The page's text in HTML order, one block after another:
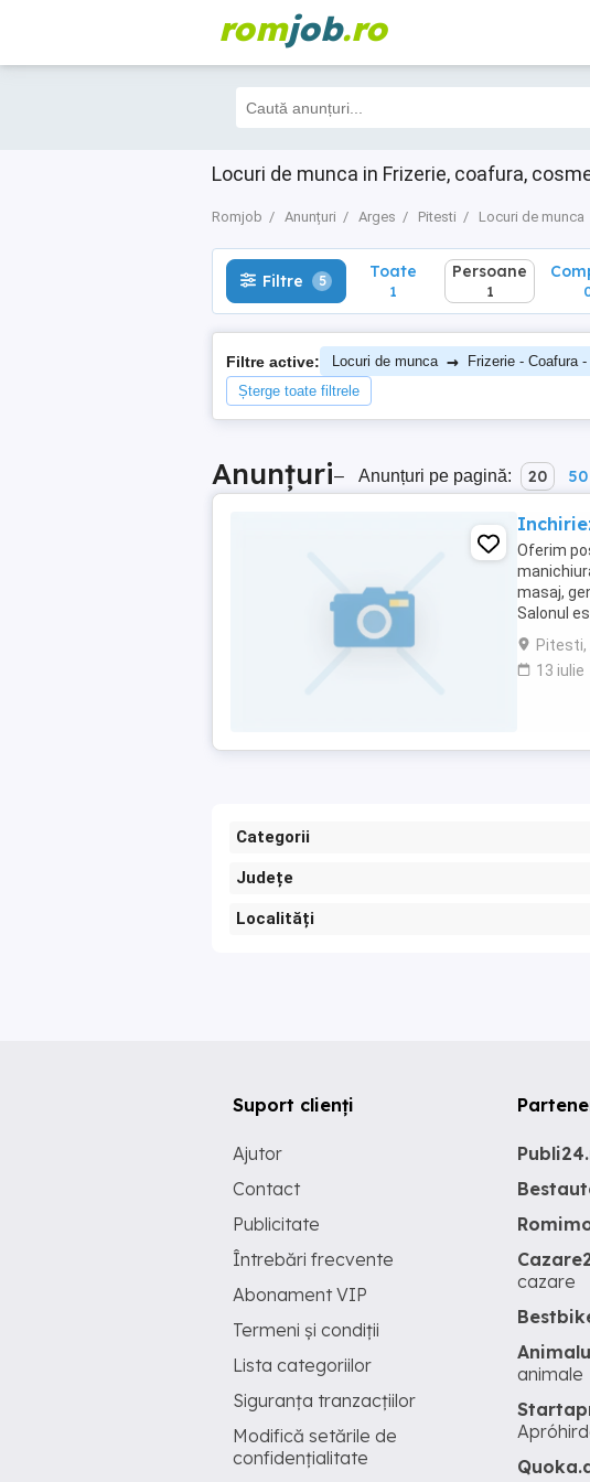
romjob.ro
Locuri de munca in Frizerie, coafura,
Romjob Anunțuri Arges Pitesti Locuri de munca
Filtre 5 Toate
1
Filtre 5 Toate
1
Persoane
1
Filtre active: Locuri de munca → Frizerie - Coafura
Șterge toate filtrele
Anunțuri– Anunțuri pe pagină: 20 50
Oferim
masaj,
Salonul
din anul
Pitesti,
13 iulie
Categorii
Județe
Localități
Suport clienți
Ajutor
Contact
Publicitate
Întrebări frecvente
Abonament VIP
Termeni și condiții
Lista categoriilor
Siguranța tranzacțiilor
Modifică setările de
confidențialitate
cazare
animale